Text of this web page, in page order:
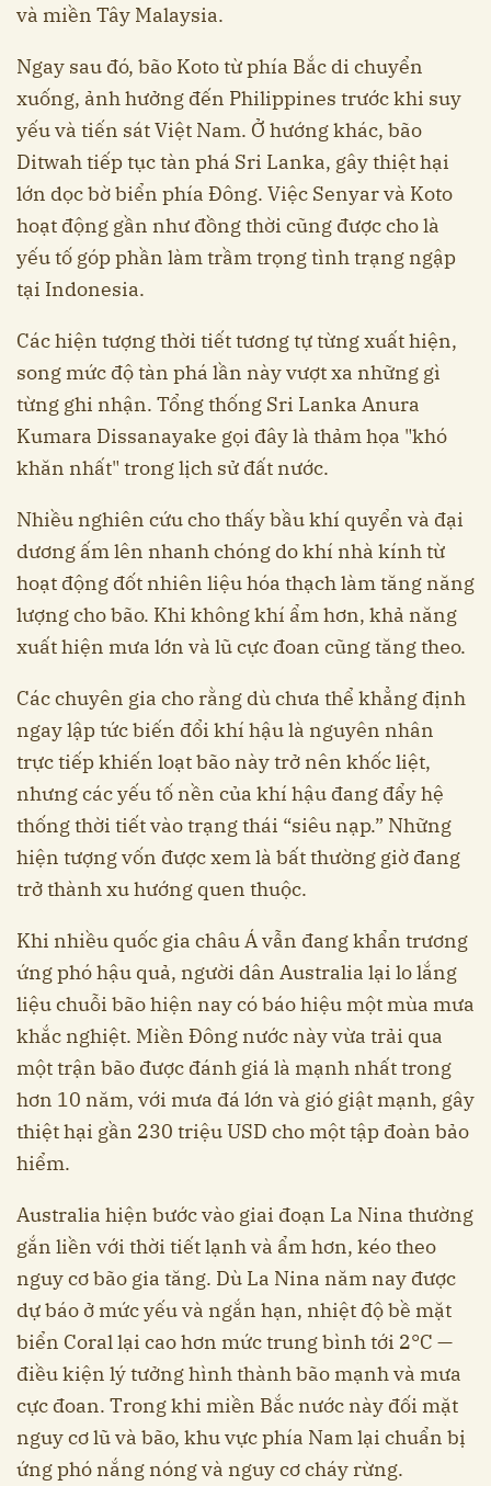
và miền Tây Malaysia.
Ngay sau đó, bão Koto từ phía Bắc di chuyển
xuống, ảnh hưởng đến Philippines trước khi suy
yếu và tiến sát Việt Nam. Ở hướng khác, bão
Ditwah tiếp tục tàn phá Sri Lanka, gây thiệt hại
lớn dọc bờ biển phía Đông. Việc Senyar và Koto
hoạt động gần như đồng thời cũng được cho là
yếu tố góp phần làm trầm trọng tình trạng ngập
tại Indonesia.
Các hiện tượng thời tiết tương tự từng xuất hiện,
song mức độ tàn phá lần này vượt xa những gì
từng ghi nhận. Tổng thống Sri Lanka Anura
Kumara Dissanayake gọi đây là thảm họa "khó
khăn nhất" trong lịch sử đất nước.
Nhiều nghiên cứu cho thấy bầu khí quyển và đại
dương ấm lên nhanh chóng do khí nhà kính từ
hoạt động đốt nhiên liệu hóa thạch làm tăng năng
lượng cho bão. Khi không khí ẩm hơn, khả năng
xuất hiện mưa lớn và lũ cực đoan cũng tăng theo.
Các chuyên gia cho rằng dù chưa thể khẳng định
ngay lập tức biến đổi khí hậu là nguyên nhân
trực tiếp khiến loạt bão này trở nên khốc liệt,
nhưng các yếu tố nền của khí hậu đang đẩy hệ
thống thời tiết vào trạng thái “siêu nạp.” Những
hiện tượng vốn được xem là bất thường giờ đang
trở thành xu hướng quen thuộc.
Khi nhiều quốc gia châu Á vẫn đang khẩn trương
ứng phó hậu quả, người dân Australia lại lo lắng
liệu chuỗi bão hiện nay có báo hiệu một mùa mưa
khắc nghiệt. Miền Đông nước này vừa trải qua
một trận bão được đánh giá là mạnh nhất trong
hơn 10 năm, với mưa đá lớn và gió giật mạnh, gây
thiệt hại gần 230 triệu USD cho một tập đoàn bảo
hiểm.
Australia hiện bước vào giai đoạn La Nina thường
gắn liền với thời tiết lạnh và ẩm hơn, kéo theo
nguy cơ bão gia tăng. Dù La Nina năm nay được
dự báo ở mức yếu và ngắn hạn, nhiệt độ bề mặt
biển Coral lại cao hơn mức trung bình tới 2°C —
điều kiện lý tưởng hình thành bão mạnh và mưa
cực đoan. Trong khi miền Bắc nước này đối mặt
nguy cơ lũ và bão, khu vực phía Nam lại chuẩn bị
ứng phó nắng nóng và nguy cơ cháy rừng.